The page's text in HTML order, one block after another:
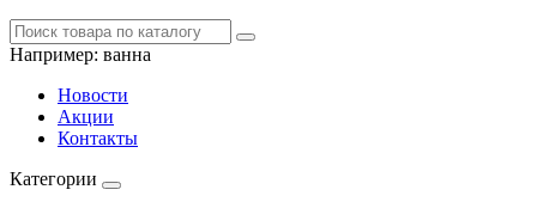
Например: ванна
Новости
Акции
Контакты
Категории